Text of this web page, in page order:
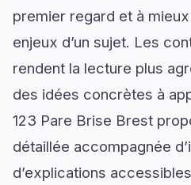
premier regard et à
enjeux d’un sujet. Les
rendent la lecture plus
des idées concrètes à
123 Pare Brise Brest
détaillée accompagnée
d’explications